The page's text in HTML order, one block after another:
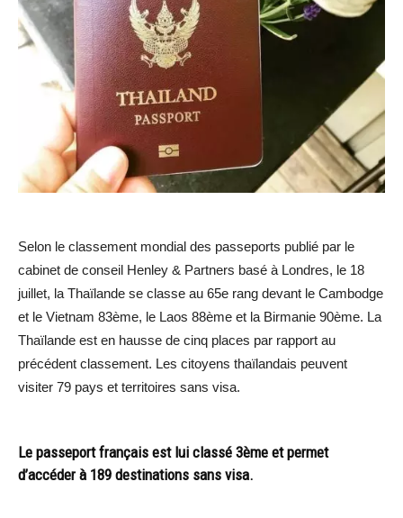
Selon le classement mondial des passeports publié par le
cabinet de conseil Henley & Partners basé à Londres, le 18
juillet, la Thaïlande se classe au 65e rang devant le Cambodge
et le Vietnam 83ème, le Laos 88ème et la Birmanie 90ème. La
Thaïlande est en hausse de cinq places par rapport au
précédent classement. Les citoyens thaïlandais peuvent
visiter 79 pays et territoires sans visa.
Le passeport français est lui classé 3ème et permet
d’accéder à 189 destinations sans visa.